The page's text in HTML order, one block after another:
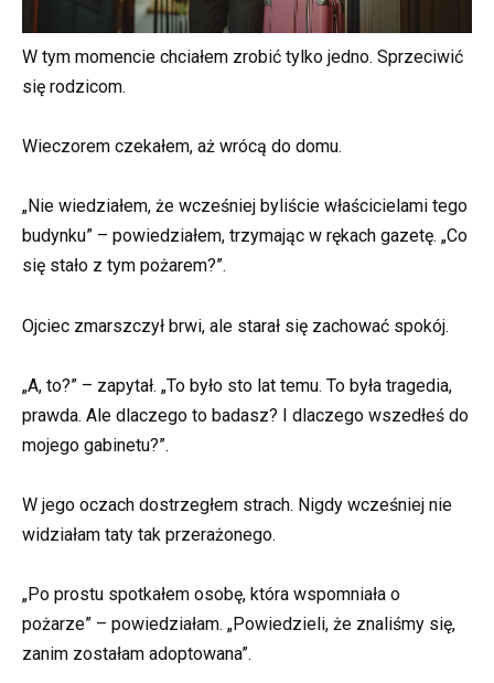
W tym momencie chciałem zrobić tylko jedno. Sprzeciwić
się rodzicom.
Wieczorem czekałem, aż wrócą do domu.
„Nie wiedziałem, że wcześniej byliście właścicielami tego
budynku” – powiedziałem, trzymając w rękach gazetę. „Co
się stało z tym pożarem?”.
Ojciec zmarszczył brwi, ale starał się zachować spokój.
„A, to?” – zapytał. „To było sto lat temu. To była tragedia,
prawda. Ale dlaczego to badasz? I dlaczego wszedłeś do
mojego gabinetu?”.
W jego oczach dostrzegłem strach. Nigdy wcześniej nie
widziałam taty tak przerażonego.
„Po prostu spotkałem osobę, która wspomniała o
pożarze” – powiedziałam. „Powiedzieli, że znaliśmy się,
zanim zostałam adoptowana”.